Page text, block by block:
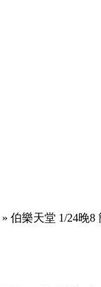
» 伯樂天堂 1/24晚